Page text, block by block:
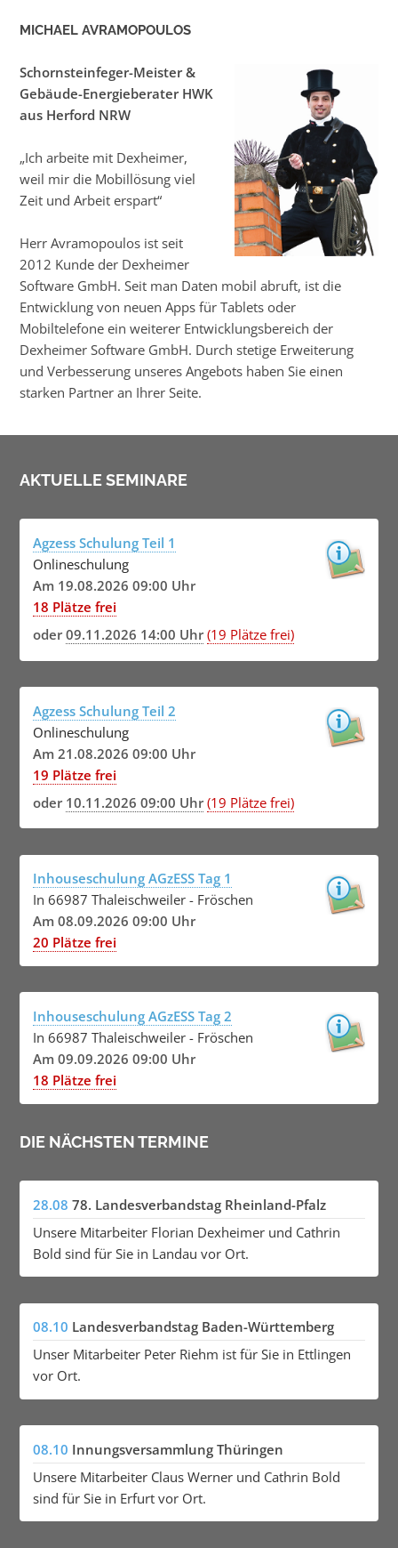
MICHAEL AVRAMOPOULOS
Schornsteinfeger-Meister &
Gebäude-Energieberater HWK
aus Herford NRW
„Ich arbeite mit Dexheimer,
weil mir die Mobillösung viel
Zeit und Arbeit erspart“
Herr Avramopoulos ist seit
2012 Kunde der Dexheimer
Software GmbH. Seit man Daten mobil abruft, ist die
Entwicklung von neuen Apps für Tablets oder
Mobiltelefone ein weiterer Entwicklungsbereich der
Dexheimer Software GmbH. Durch stetige Erweiterung
und Verbesserung unseres Angebots haben Sie einen
starken Partner an Ihrer Seite.
AKTUELLE SEMINARE
Agzess Schulung Teil 1
Onlineschulung
Am 19.08.2026 09:00 Uhr
18 Plätze frei
oder09.11.2026 14:00 Uhr (19 Plätze frei)
Agzess Schulung Teil 2
Onlineschulung
Am 21.08.2026 09:00 Uhr
19 Plätze frei
oder 10.11.2026 09:00 Uhr (19 Plätze frei)
Inhouseschulung AGzESS Tag 1
In 66987 Thaleischweiler - Fröschen
Am 08.09.2026 09:00 Uhr
20 Plätze frei
Inhouseschulung AGzESS Tag 2
In 66987 Thaleischweiler - Fröschen
Am 09.09.2026 09:00 Uhr
18 Plätze frei
DIE NÄCHSTEN TERMINE
28.08 78. Landesverbandstag Rheinland-Pfalz
Unsere Mitarbeiter Florian Dexheimer und Cathrin
Bold sind für Sie in Landau vor Ort.
08.10 Landesverbandstag Baden-Württemberg
Unser Mitarbeiter Peter Riehm ist für Sie in Ettlingen
vor Ort.
08.10 Innungsversammlung Thüringen
Unsere Mitarbeiter Claus Werner und Cathrin Bold
sind für Sie in Erfurt vor Ort.